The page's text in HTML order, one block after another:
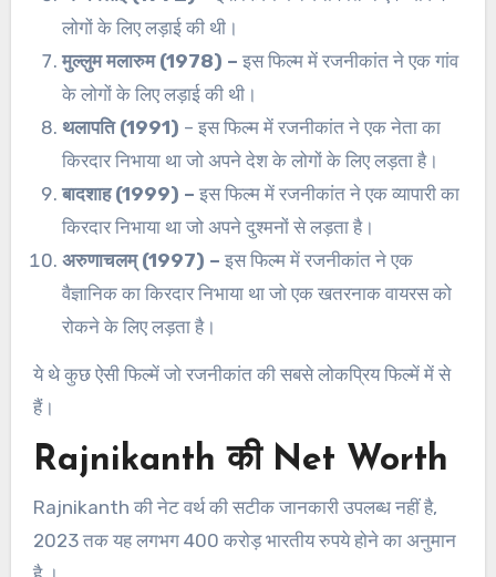
लोगों के लिए लड़ाई की थी।
मुल्लुम मलारुम (1978) – इस फिल्म में रजनीकांत ने एक गांव
के लोगों के लिए लड़ाई की थी।
थलापति (1991) – इस फिल्म में रजनीकांत ने एक नेता का
किरदार निभाया था जो अपने देश के लोगों के लिए लड़ता है।
बादशाह (1999) – इस फिल्म में रजनीकांत ने एक व्यापारी का
किरदार निभाया था जो अपने दुश्मनों से लड़ता है।
अरुणाचलम् (1997) – इस फिल्म में रजनीकांत ने एक
वैज्ञानिक का किरदार निभाया था जो एक खतरनाक वायरस को
रोकने के लिए लड़ता है।
ये थे कुछ ऐसी फिल्में जो रजनीकांत की सबसे लोकप्रिय फिल्में में से
हैं।
Rajnikanth की Net Worth
Rajnikanth की नेट वर्थ की सटीक जानकारी उपलब्ध नहीं है,
2023 तक यह लगभग 400 करोड़ भारतीय रुपये होने का अनुमान